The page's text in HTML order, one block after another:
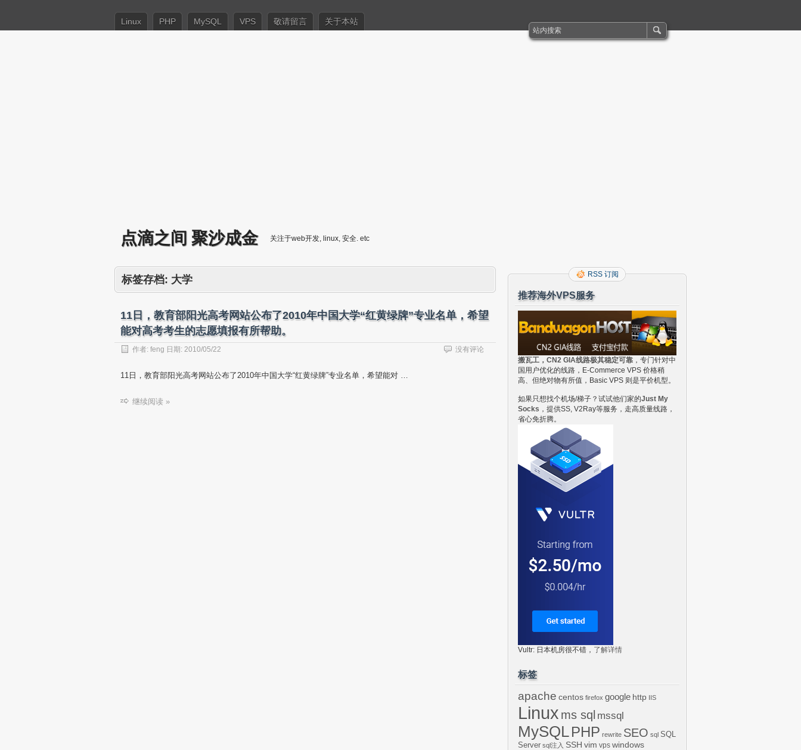
Linux PHP MySQL VPS 敬请留言 关于本站
点滴之间 聚沙成金 关注于web开发, linux, 安全. etc
标签存档: 大学
11日，教育部阳光高考网站公布了2010年中国大学“红黄绿牌”专业名单，希望
能对高考考生的志愿填报有所帮助。
作者: feng 日期: 2010/05/22 没有评论
11日，教育部阳光高考网站公布了2010年中国大学“红黄绿牌”专业名单，希望能对 …
继续阅读 »
RSS 订阅
推荐海外VPS服务
搬瓦工，CN2 GIA线路极其稳定可靠 ，专门针对中
国用户优化的线路，E-Commerce VPS 价格稍
高、但绝对物有所值，Basic VPS 则是平价机型。
如果只想找个机场/梯子？试试他们家的Just My
Socks ，提供SS, V2Ray等服务，走高质量线路，
省心免折腾。
Vultr: 日本机房很不错， 了解详情
标签
apache centos firefox google http IIS
Linux ms sql mssql
MySQLPHP rewrite SEO sql SQL
Server sql注入 SSH vim vps windows